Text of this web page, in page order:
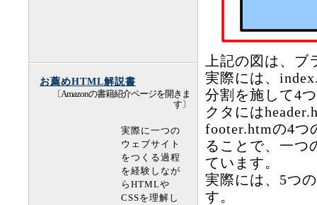
上記の図は、
実際には、
分割を施して4
クタには
footer.htmの4つ
ることで、一つ
ています。
実際には、5つ
す。
お薦めHTML解説書
〔Amazonの書籍紹介ページを開きま
す〕
実際に一つの
ウェブサイト
をつくる過程
を経験しなが
らHTMLや
CSSを理解し